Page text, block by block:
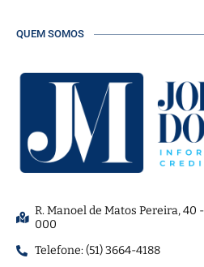
QUEM SOMOS
R. Manoel de Matos Pereira, 40
000
Telefone: (51) 3664-4188